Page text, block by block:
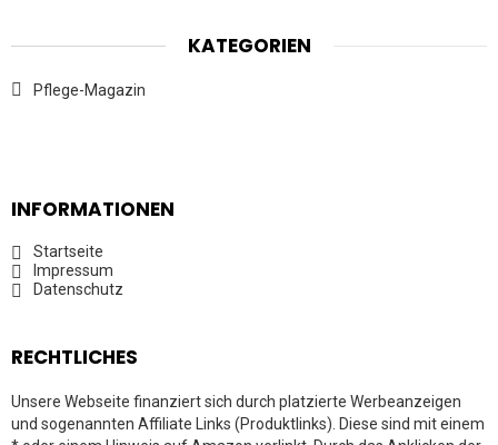
KATEGORIEN
Pflege-Magazin
INFORMATIONEN
Startseite
Impressum
Datenschutz
RECHTLICHES
Unsere Webseite finanziert sich durch platzierte Werbeanzeigen
und sogenannten Affiliate Links (Produktlinks). Diese sind mit einem